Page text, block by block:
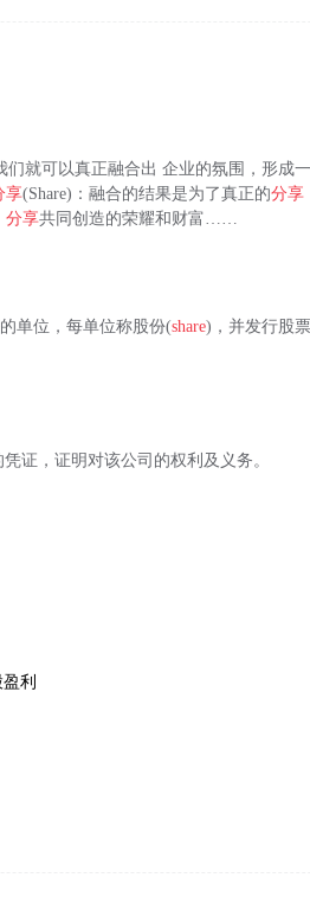
们就可以真正融合出 企业的氛围，形成
享(Share)：融合的结果是为了真正的分享
分享共同创造的荣耀和财富……
单位，每单位称股份(share)，并发行股
证，证明对该公司的权利及义务。
利